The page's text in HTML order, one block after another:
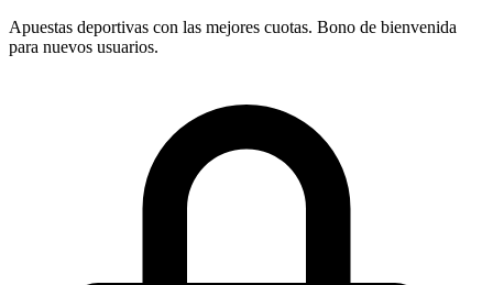
Apuestas deportivas con las mejores cuotas. Bono de bienvenida
para nuevos usuarios.